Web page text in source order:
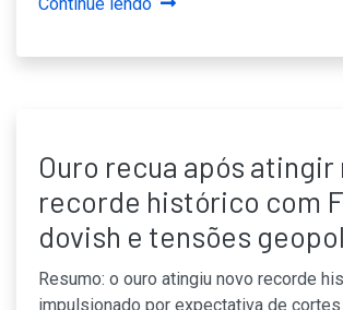
Ouro recua após atingir
recorde histórico com
dovish e tensões
Resumo: o ouro atingiu novo recorde
impulsionado por expectativa de